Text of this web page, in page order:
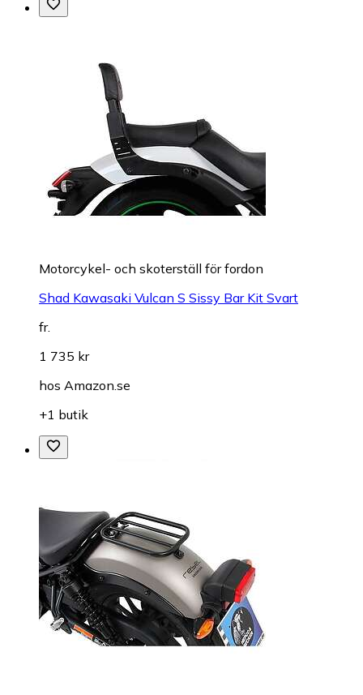
Motorcykel- och skoterställ för fordon
Shad Kawasaki Vulcan S Sissy Bar Kit Svart
fr.
1 735 kr
hos Amazon.se
+1 butik